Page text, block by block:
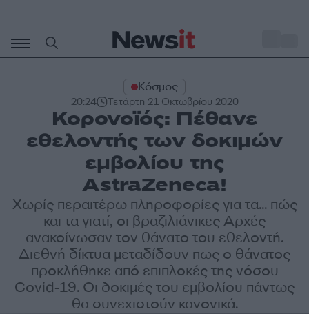
περιεχόμενο
Κόσμος
20:24 Τετάρτη 21 Οκτωβρίου 2020
Κορονοϊός: Πέθανε
εθελοντής των δοκιμών
εμβολίου της
AstraZeneca!
Χωρίς περαιτέρω πληροφορίες για τα... πώς
και τα γιατί, οι βραζιλιάνικες Αρχές
ανακοίνωσαν τον θάνατο του εθελοντή.
Διεθνή δίκτυα μεταδίδουν πως ο θάνατος
προκλήθηκε από επιπλοκές της νόσου
Covid-19. Οι δοκιμές του εμβολίου πάντως
θα συνεχιστούν κανονικά.